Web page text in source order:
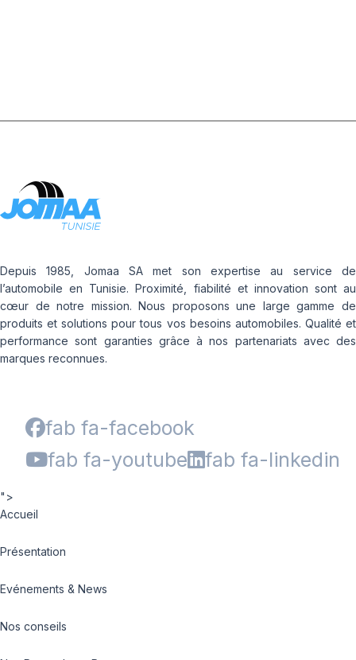
Depuis 1985, Jomaa SA met son expertise au service de
l’automobile en Tunisie. Proximité, fiabilité et innovation sont au
cœur de notre mission. Nous proposons une large gamme de
produits et solutions pour tous vos besoins automobiles. Qualité et
performance sont garanties grâce à nos partenariats avec des
marques reconnues.
fab fa-facebook
fab fa-youtube
fab fa-linkedin
">
Accueil
Présentation
Evénements & News
Nos conseils